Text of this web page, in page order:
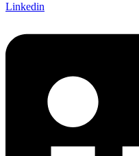
Linkedin